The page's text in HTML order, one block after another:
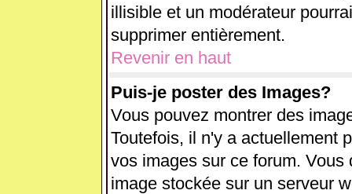
illisible et un modérateur
supprimer entièrement.
Revenir en haut
Puis-je poster des Images?
Vous pouvez montrer des
Toutefois, il n'y a actuellement
vos images sur ce forum.
image stockée sur un serveur